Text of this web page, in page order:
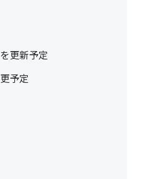
更新予定
予定